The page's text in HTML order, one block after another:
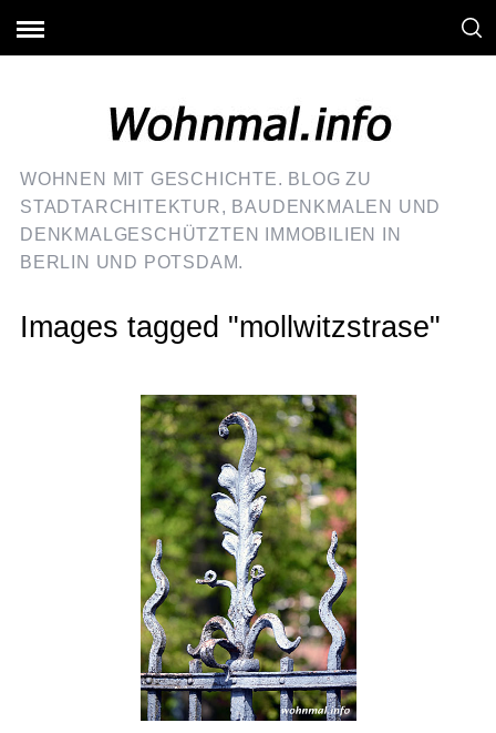
WOHNEN MIT GESCHICHTE. BLOG ZU
STADTARCHITEKTUR, BAUDENKMALEN UND
DENKMALGESCHÜTZTEN IMMOBILIEN IN
BERLIN UND POTSDAM.
Images tagged "mollwitzstrase"